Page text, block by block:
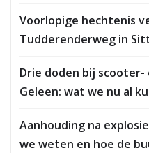
Voorlopige hechtenis
Tudderenderweg in
Drie doden bij
Geleen: wat we nu al
Aanhouding na
we weten en hoe de